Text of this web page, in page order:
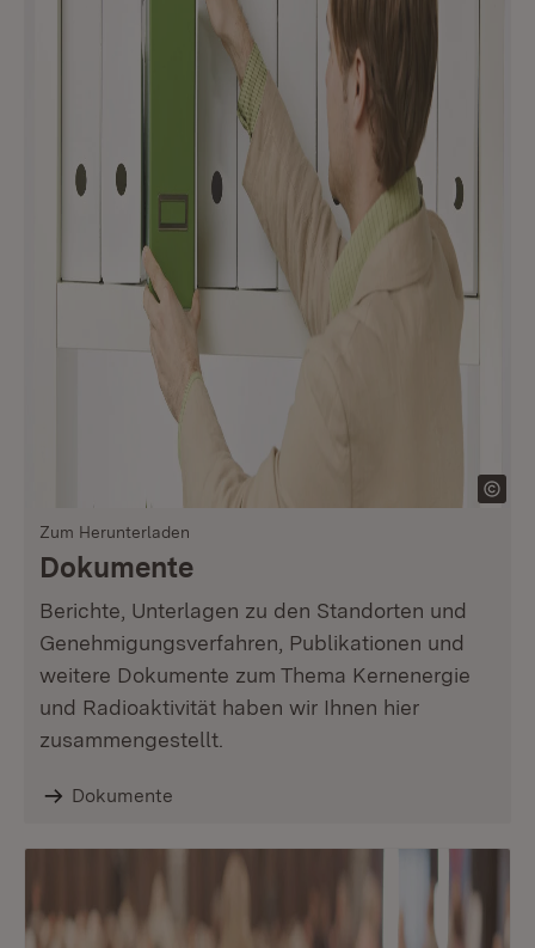
Zum Herunterladen
Dokumente
Berichte, Unterlagen zu den Standorten und
Genehmigungsverfahren, Publikationen und
weitere Dokumente zum Thema Kernenergie
und Radioaktivität haben wir Ihnen hier
zusammengestellt.
Dokumente